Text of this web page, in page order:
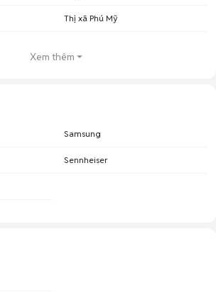
Thị xã Phú Mỹ
Xem thêm
Samsung
Sennheiser